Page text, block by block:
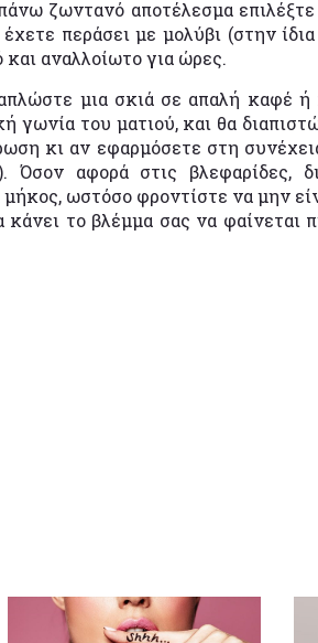
ζωντανό αποτέλεσμα
περάσει με μολύβι (στην
αναλλοίωτο για ώρες.
μια σκιά σε απαλή καφέ
γωνία του ματιού, και θα
κι αν εφαρμόσετε στη
Όσον αφορά στις βλεφαρίδες,
ωστόσο φροντίστε να μην
το βλέμμα σας να φαίνεται